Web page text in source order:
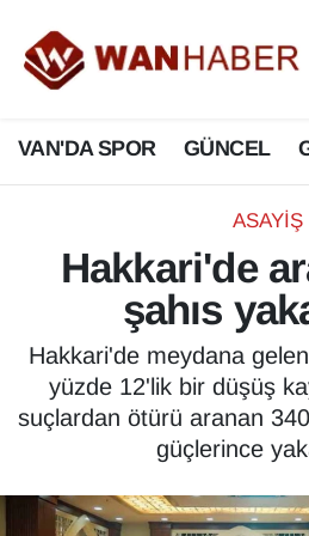
VAN'DA SPOR GÜNCEL
ASAYİŞ
Hakkari'de
şahıs
Hakkari'de meydana
yüzde 12'lik bir düşüş
suçlardan ötürü aranan
güçlerince
3.SAYFA
ASAYİŞ
BİLİM VE TEKNOLOJİ
Biyografi
Bölge Haberleri
ÇEVRE
Dernekler, Odalar
Van Nöbetçi Eczaneler
Van Hava Durumu
Van Namaz Vakitleri
Van Trafik Yoğunluk
Süper Lig Puan Durumu
Tüm Manşetler
Son Dakika Haberleri
Haber Arşivi